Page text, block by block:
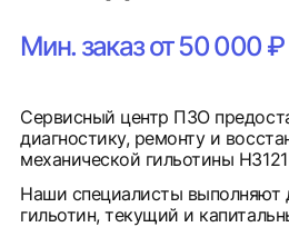
Мин. заказ от 50 000 ₽
Сервисный центр ПЗО
диагностику, ремонту и
механической гильотины Н3121
Наши специалисты выполняют
гильотин, текущий и